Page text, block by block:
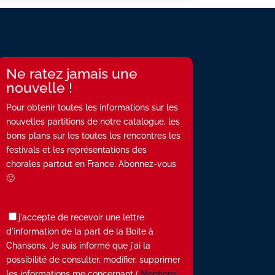
Ne ratez jamais une
nouvelle !
Pour obtenir toutes les informations sur les
nouvelles partitions de notre catalogue, les
bons plans sur les toutes les rencontres les
festivals et les représentations des
chorales partout en France. Abonnez-vous
🙂
j'accepte de recevoir une lettre
d'information de la part de la Boite à
Chansons. Je suis informé que j'ai la
possibilité de consulter, modifier, supprimer